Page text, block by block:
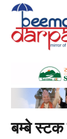
Skip
content
बम्बे स्टक